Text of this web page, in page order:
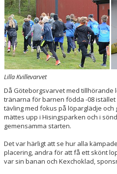
Lilla Kvillevarvet
Då Göteborgsvarvet med
tränarna för barnen födda -08 istället
tävling med fokus på löparglädje och
mättes upp i Hisingsparken och i
gemensamma starten.
Det var härligt att se hur alla
placering, andra för att få ett skönt
var sin banan och Kexchoklad,